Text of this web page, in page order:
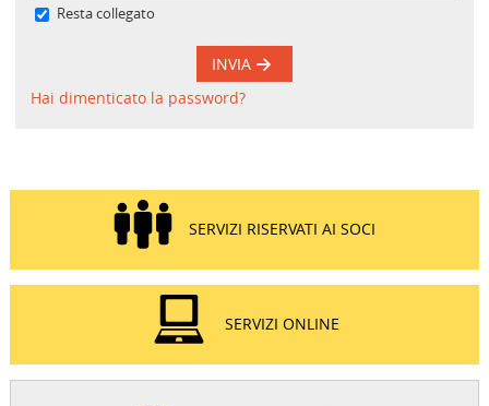
Resta collegato
INVIA
Hai dimenticato la password?
SERVIZI RISERVATI AI SOCI
SERVIZI ONLINE